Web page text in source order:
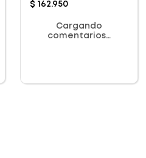
$ 162.950
Cargando
comentarios…